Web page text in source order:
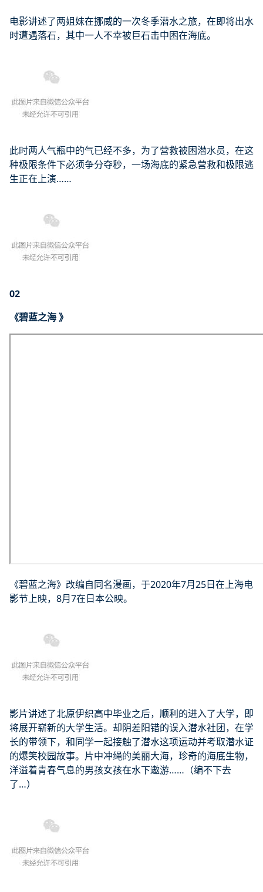
电影讲述了两姐妹在挪威的一次冬季潜水之旅，在即将出水
时遭遇落石，其中一人不幸被巨石击中困在海底。
此时两人气瓶中的气已经不多，为了营救被困潜水员，在这
种极限条件下必须争分夺秒，一场海底的紧急营救和极限逃
生正在上演……
02
《碧蓝之海 》
《碧蓝之海》改编自同名漫画，于2020年7月25日在上海电
影节上映，8月7在日本公映。
影片讲述了北原伊织高中毕业之后，顺利的进入了大学，即
将展开崭新的大学生活。却阴差阳错的误入潜水社团，在学
长的带领下，和同学一起接触了潜水这项运动并考取潜水证
的爆笑校园故事。片中冲绳的美丽大海，珍奇的海底生物，
洋溢着青春气息的男孩女孩在水下遨游……（编不下去
了…）